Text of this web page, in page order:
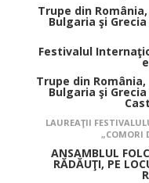
Trupe din
Bulgaria şi
Festivalul
Trupe din
Bulgaria şi
LAUREAŢII
„COMORI
ANSAMBLUL
RĂDĂUŢI, PE